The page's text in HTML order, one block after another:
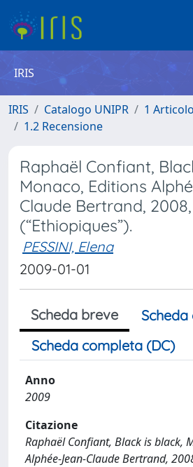
IRIS
IRIS Catalogo UNIPR
1
1.2 Recensione
Raphaël Confiant,
Monaco, Editions
Claude Bertrand,
(“Ethiopiques”).
PESSINI, Elena
2009-01-01
Scheda breve
Scheda completa (DC)
Anno
2009
Citazione
Raphaël Confiant, Black is black,
Alphée-Jean-Claude Bertrand,